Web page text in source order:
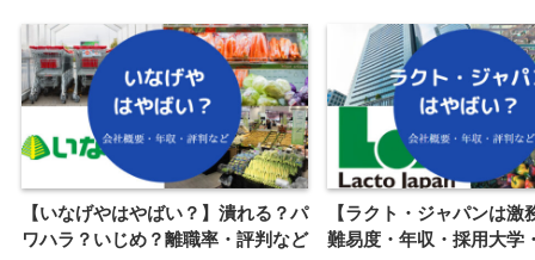
【いなげやはやばい？】潰れる？パ
ワハラ？いじめ？離職率・評判など
【ラクト・ジャパンは激
難易度・年収・採用大学